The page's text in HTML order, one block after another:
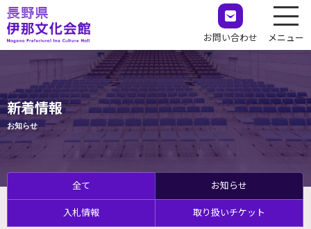
お問い合わせ メニュー
新着情報
お知らせ
全て お知らせ
入札情報 取り扱いチケット